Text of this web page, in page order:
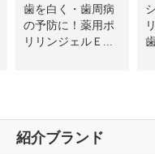
歯を白く・歯周病
の予防に！薬用ポ
リリンジェルＥ...
紹介ブランド